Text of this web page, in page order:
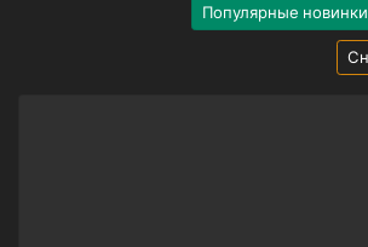
Популярные новинки